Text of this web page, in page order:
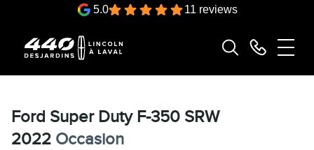
5.0 11 reviews
Ford Super Duty F-350 SRW
2022 Occasion